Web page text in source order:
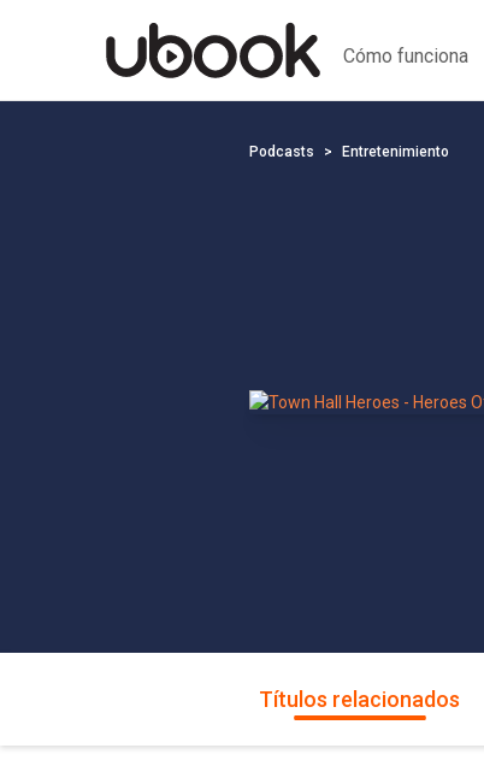
Cómo funciona
Podcasts Entretenimiento
Títulos relacionados